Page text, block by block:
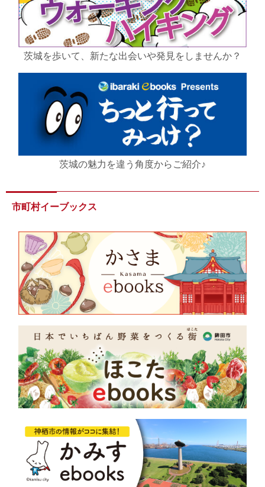
茨城を歩いて、新たな出会いや発見をしませんか？
茨城の魅力を違う角度からご紹介♪
市町村イーブックス